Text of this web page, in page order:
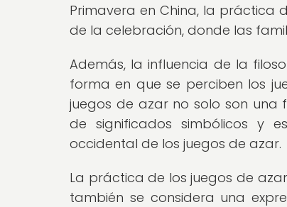
Primavera en China, la práctica
de la celebración, donde las
Además, la influencia de la
forma en que se perciben los
juegos de azar no solo son una
de significados simbólicos y
occidental de los juegos de azar.
La práctica de los juegos de
también se considera una